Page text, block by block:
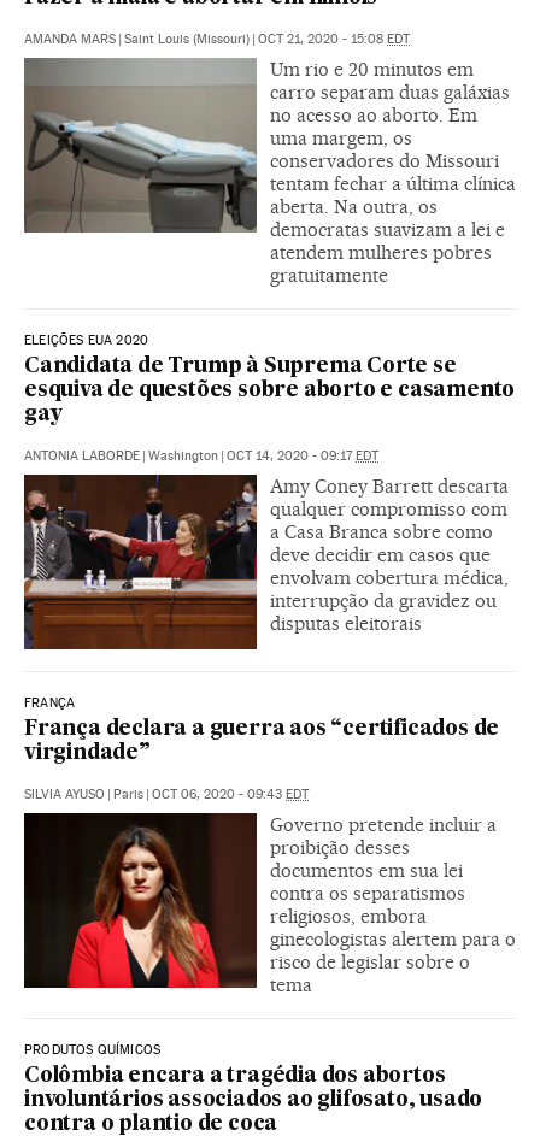
AMANDA MARS | Saint Louis (Missouri) | OCT 21, 2020 - 15:08 EDT
Um rio e 20 minutos em
carro separam duas galáxias
no acesso ao aborto. Em
uma margem, os
conservadores do Missouri
tentam fechar a última clínica
aberta. Na outra, os
democratas suavizam a lei e
atendem mulheres pobres
gratuitamente
ELEIÇÕES EUA 2020
Candidata de Trump à Suprema Corte se
esquiva de questões sobre aborto e casamento
gay
ANTONIA LABORDE | Washington | OCT 14, 2020 - 09:17EDT
Amy Coney Barrett descarta
qualquer compromisso com
a Casa Branca sobre como
deve decidir em casos que
envolvam cobertura médica,
interrupção da gravidez ou
disputas eleitorais
FRANÇA
França declara a guerra aos “certificados de
virgindade”
SILVIA AYUSO | Paris | OCT 06, 2020 - 09:43 EDT
Governo pretende incluir a
proibição desses
documentos em sua lei
contra os separatismos
religiosos, embora
ginecologistas alertem para o
risco de legislar sobre o
tema
PRODUTOS QUÍMICOS
Colômbia encara a tragédia dos abortos
involuntários associados ao glifosato, usado
contra o plantio de coca